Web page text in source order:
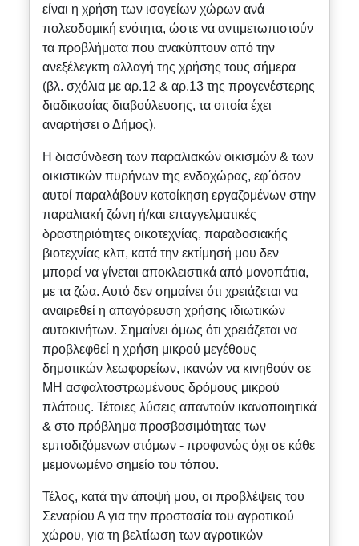
είναι η χρήση των ισογείων χώρων ανά
πολεοδομική ενότητα, ώστε να αντιμετωπιστούν
τα προβλήματα που ανακύπτουν από την
ανεξέλεγκτη αλλαγή της χρήσης τους σήμερα
(βλ. σχόλια με αρ.12 & αρ.13 της προγενέστερης
διαδικασίας διαβούλευσης, τα οποία έχει
αναρτήσει ο Δήμος).
Η διασύνδεση των παραλιακών οικισμών & των
οικιστικών πυρήνων της ενδοχώρας, εφ΄όσον
αυτοί παραλάβουν κατοίκηση εργαζομένων στην
παραλιακή ζώνη ή/και επαγγελματικές
δραστηριότητες οικοτεχνίας, παραδοσιακής
βιοτεχνίας κλπ, κατά την εκτίμησή μου δεν
μπορεί να γίνεται αποκλειστικά από μονοπάτια,
με τα ζώα. Αυτό δεν σημαίνει ότι χρειάζεται να
αναιρεθεί η απαγόρευση χρήσης ιδιωτικών
αυτοκινήτων. Σημαίνει όμως ότι χρειάζεται να
προβλεφθεί η χρήση μικρού μεγέθους
δημοτικών λεωφορείων, ικανών να κινηθούν σε
ΜΗ ασφαλτοστρωμένους δρόμους μικρού
πλάτους. Τέτοιες λύσεις απαντούν ικανοποιητικά
& στο πρόβλημα προσβασιμότητας των
εμποδιζόμενων ατόμων - προφανώς όχι σε κάθε
μεμονωμένο σημείο του τόπου.
Τέλος, κατά την άποψή μου, οι προβλέψεις του
Σεναρίου Α για την προστασία του αγροτικού
χώρου, για τη βελτίωση των αγροτικών